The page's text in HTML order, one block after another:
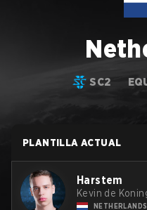
SC2
PLANTILLA ACTUAL
Harstem
Kevin de
NETHERLANDS